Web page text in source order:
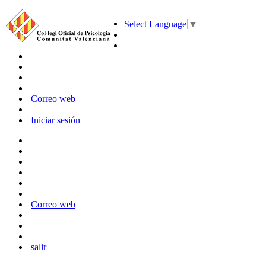
Select Language ▼
Correo web
Iniciar sesión
Correo web
salir